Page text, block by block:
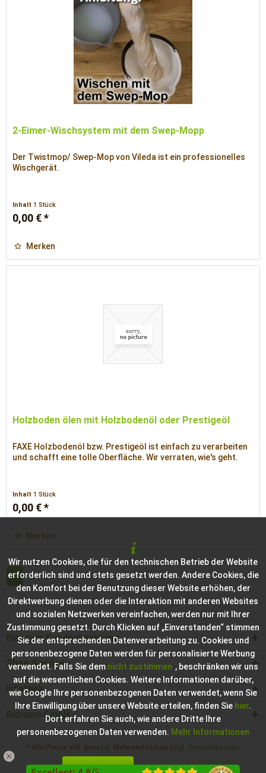
2-Eimer-Wischsystem mit dem Swep-Mopp
Der Twistmop/ Swep-Mop von Vileda ist ein professionelles
Wischgerät.
Inhalt1 Stück
0,00 € *
Merken
Holzboden ölen mit Holzbodenöl oder Prestigeöl
FAXE Holzbodenöl bzw. Prestigeöl ist einfach zu verarbeiten
und schafft eine tolle Oberfläche. Wir verraten, wie's geht.
Inhalt1 Stück
0,00 € *
Merken
1 von 3
Bioraum Kundenberatung
Shop Service
Infothek
Bioraum GmbH
* Alle Preise inkl. gesetzl. Mehrwertsteuer zzgl. Versandkosten
Hilfe / Support Kontakt zur Bioraum GmbH
Wir nutzen Cookies, die für den technischen Betrieb der Website
erforderlich sind und stets gesetzt werden. Andere Cookies, die
den Komfort bei der Benutzung dieser Website erhöhen, der
Direktwerbung dienen oder die Interaktion mit anderen Websites
und sozialen Netzwerken vereinfachen, werden nur mit Ihrer
Zustimmung gesetzt. Durch Klicken auf „Einverstanden“ stimmen
Sie der entsprechenden Datenverarbeitung zu. Cookies und
personenbezogene Daten werden für personalisierte Werbung
verwendet. Falls Sie dem nicht zustimmen , beschränken wir uns
auf die wesentlichen Cookies. Weitere Informationen darüber,
wie Google Ihre personenbezogenen Daten verwendet, wenn Sie
Ihre Einwilligung über unsere Website erteilen, finden Sie hier.
Dort erfahren Sie auch, wie andere Dritte Ihre
personenbezogenen Daten verwenden. Mehr Informationen
Einverstanden Konfigurieren